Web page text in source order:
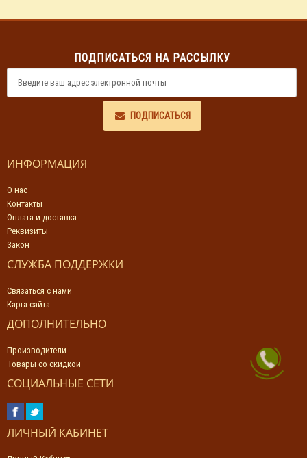
ПОДПИСАТЬСЯ НА РАССЫЛКУ
ПОДПИСАТЬСЯ
ИНФОРМАЦИЯ
О нас
Контакты
Оплата и доставка
Реквизиты
Закон
СЛУЖБА ПОДДЕРЖКИ
Связаться с нами
Карта сайта
ДОПОЛНИТЕЛЬНО
Производители
Товары со скидкой
СОЦИАЛЬНЫЕ СЕТИ
ЛИЧНЫЙ КАБИНЕТ